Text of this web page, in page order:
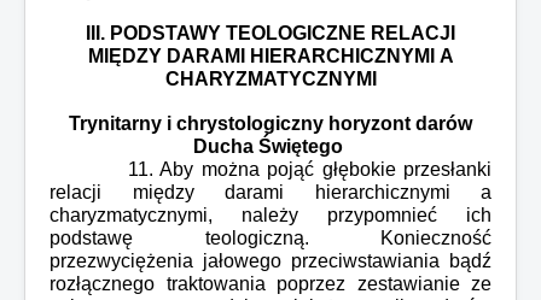
III. PODSTAWY TEOLOGICZNE RELACJI
MIĘDZY DARAMI HIERARCHICZNYMI A
CHARYZMATYCZNYMI
Trynitarny i chrystologiczny horyzont darów
Ducha Świętego
11. Aby można pojąć głębokie przesłanki
relacji między darami hierarchicznymi a
charyzmatycznymi, należy przypomnieć ich
podstawę teologiczną. Konieczność
przezwyciężenia jałowego przeciwstawiania bądź
rozłącznego traktowania poprzez zestawianie ze